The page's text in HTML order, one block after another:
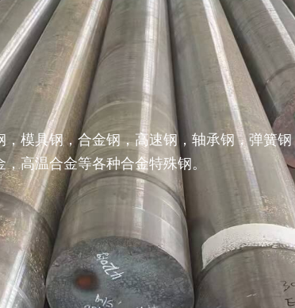
模具钢，合金钢，高速钢，轴承钢，弹簧
高温合金等各种合金特殊钢。